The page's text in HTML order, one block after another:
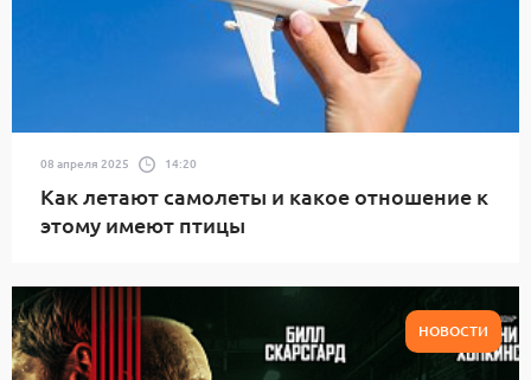
08 апреля 2025 14:20
Как летают самолеты и какое отношение к
этому имеют птицы
НОВОСТИ